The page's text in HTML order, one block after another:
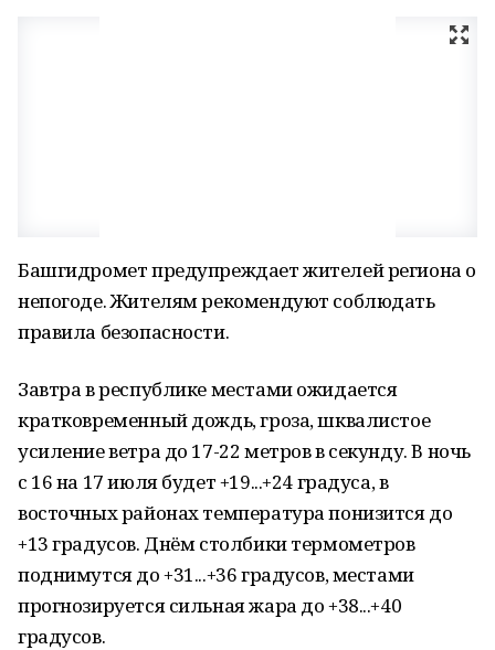
Башгидромет предупреждает жителей региона о
непогоде. Жителям рекомендуют соблюдать
правила безопасности.
Завтра в республике местами ожидается
кратковременный дождь, гроза, шквалистое
усиление ветра до 17-22 метров в секунду. В ночь
с 16 на 17 июля будет +19...+24 градуса, в
восточных районах температура понизится до
+13 градусов. Днём столбики термометров
поднимутся до +31...+36 градусов, местами
прогнозируется сильная жара до +38...+40
градусов.